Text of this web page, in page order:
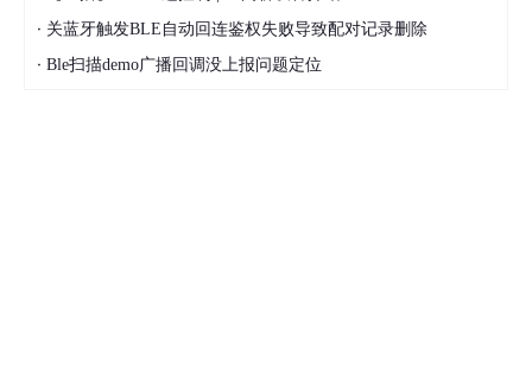
· 关蓝牙触发BLE自动回连鉴权失败导致配对记录删除
· Ble扫描demo广播回调没上报问题定位